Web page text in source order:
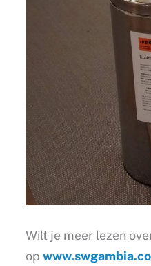
Wilt je meer lezen
op